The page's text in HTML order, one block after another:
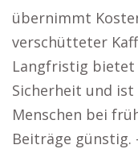
übernimmt
verschütteter
Langfristig bietet
Sicherheit und
Menschen bei
Beiträge günstig.